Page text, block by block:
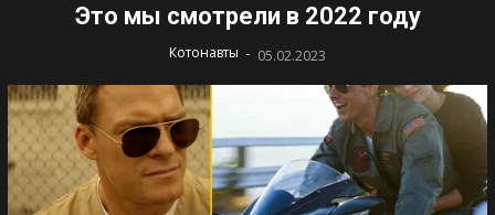
Это мы смотрели в 2022 году
Котонавты - 05.02.2023